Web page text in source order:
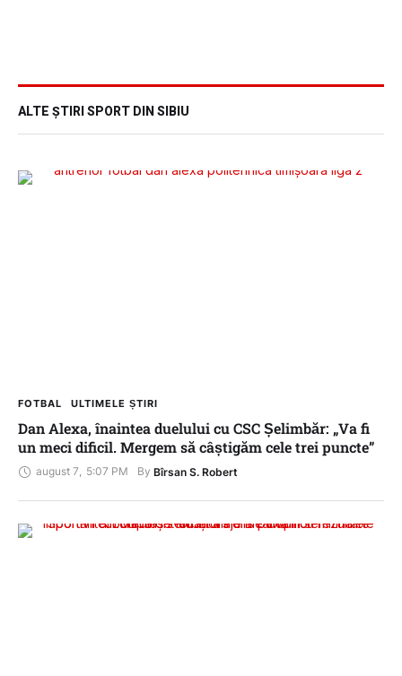
ALTE ȘTIRI SPORT DIN SIBIU
FOTBAL ULTIMELE ȘTIRI
Dan Alexa, înaintea duelului cu CSC Șelimbăr: „Va fi
un meci dificil. Mergem să câștigăm cele trei puncte”
august 7, 5:07 PM By Bîrsan S. Robert